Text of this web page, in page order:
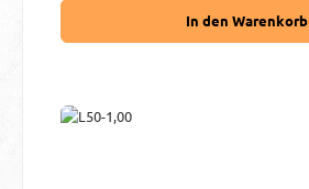
In den Warenkorb